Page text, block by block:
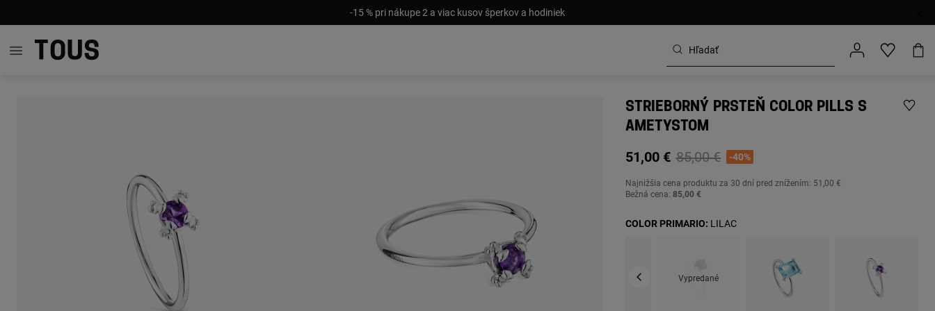
-15 % pri nákupe 2 a viac kusov šperkov a hodiniek
STRIEBORNÝ PRSTEŇ COLOR PILLS S
AMETYSTOM
51,00 € Price reduced from
85,00 €to-40%
Najnižšia cena produktu za 30 dní pred znížením: 51,00 €
Bežná cena: 85,00 €
Vypredané Vypredané
COLOR PRIMARIO: LILAC